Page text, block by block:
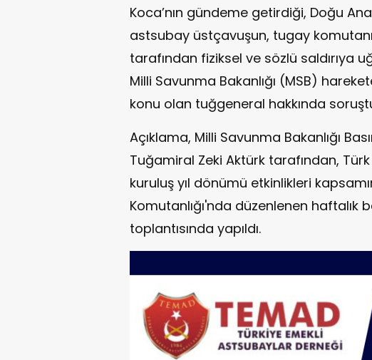
Koca’nın gündeme getirdiği, Doğu
astsubay üstçavuşun, tugay
tarafından fiziksel ve sözlü saldırıya
Milli Savunma Bakanlığı (MSB)
konu olan tuğgeneral hakkında
Açıklama, Milli Savunma Bakanlığı
Tuğamiral Zeki Aktürk tarafından,
kuruluş yıl dönümü etkinlikleri
Komutanlığı'nda düzenlenen haftalık
toplantısında yapıldı.